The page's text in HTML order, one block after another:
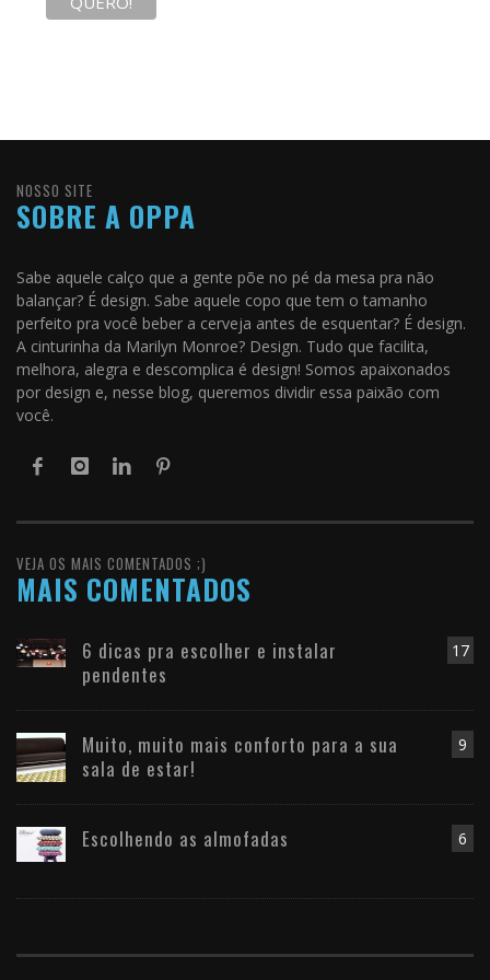
NOSSO SITE
SOBRE A OPPA
Sabe aquele calço que a gente põe no pé da mesa pra não
balançar? É design. Sabe aquele copo que tem o tamanho
perfeito pra você beber a cerveja antes de esquentar? É design.
A cinturinha da Marilyn Monroe? Design. Tudo que facilita,
melhora, alegra e descomplica é design! Somos apaixonados
por design e, nesse blog, queremos dividir essa paixão com
você.
VEJA OS MAIS COMENTADOS ;)
MAIS COMENTADOS
17
6 dicas pra escolher e instalar
pendentes
9
Muito, muito mais conforto para a sua
sala de estar!
6
Escolhendo as almofadas